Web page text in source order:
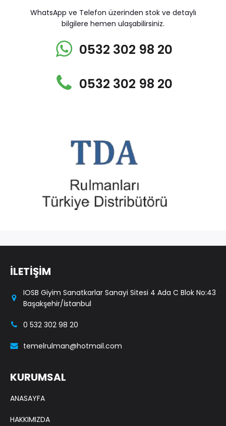
WhatsApp ve Telefon üzerinden stok ve detaylı
bilgilere hemen ulaşabilirsiniz.
0532 302 98 20
0532 302 98 20
İLETİŞİM
IOSB Giyim Sanatkarlar Sanayi Sitesi 4 Ada C Blok No:43
Başakşehir/İstanbul
0 532 302 98 20
temelrulman@hotmail.com
KURUMSAL
ANASAYFA
HAKKIMIZDA